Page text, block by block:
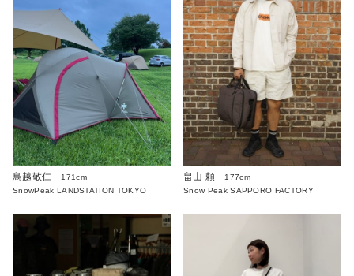
鳥越敬仁
171cm
SnowPeak LANDSTATION TOKYO
畠山 頼
177cm
Snow Peak SAPPORO FACTORY